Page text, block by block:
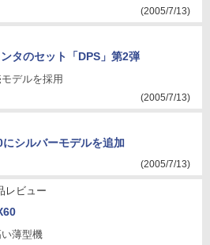
(2005/7/13)
タのセット「DPS」第2弾
デルを採用
(2005/7/13)
シルバーモデルを追加
(2005/7/13)
レビュー
薄型機